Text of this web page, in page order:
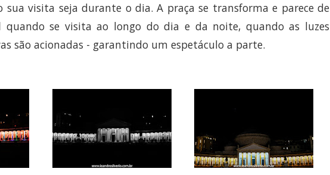
sua visita seja durante o dia. A praça se transforma e parece de
se visita ao longo do dia e da noite, quando as luzes
são acionadas - garantindo um espetáculo a parte.